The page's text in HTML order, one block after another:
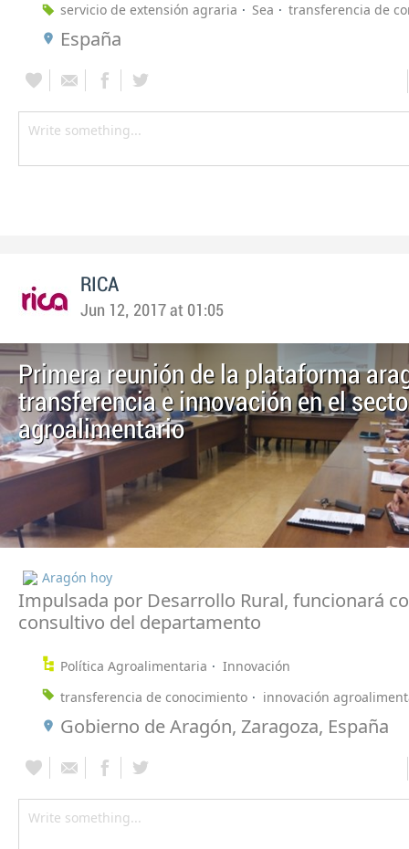
servicio de extensión agraria
Sea transferencia de
España
RICA
Jun 12, 2017 at 01:05
Primera reunión de la plataforma
transferencia e innovación en el
agroalimentario
Aragón hoy
Impulsada por Desarrollo Rural, funcionará
consultivo del departamento
Política Agroalimentaria
Innovación
transferencia de conocimiento
innovación
Gobierno de Aragón, Zaragoza, España